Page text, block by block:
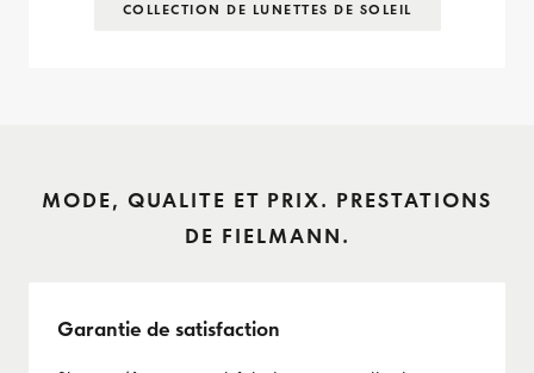
COLLECTION DE LUNETTES DE SOLEIL
MODE, QUALITE ET PRIX. PRESTATIONS
DE FIELMANN.
Garantie de satisfaction